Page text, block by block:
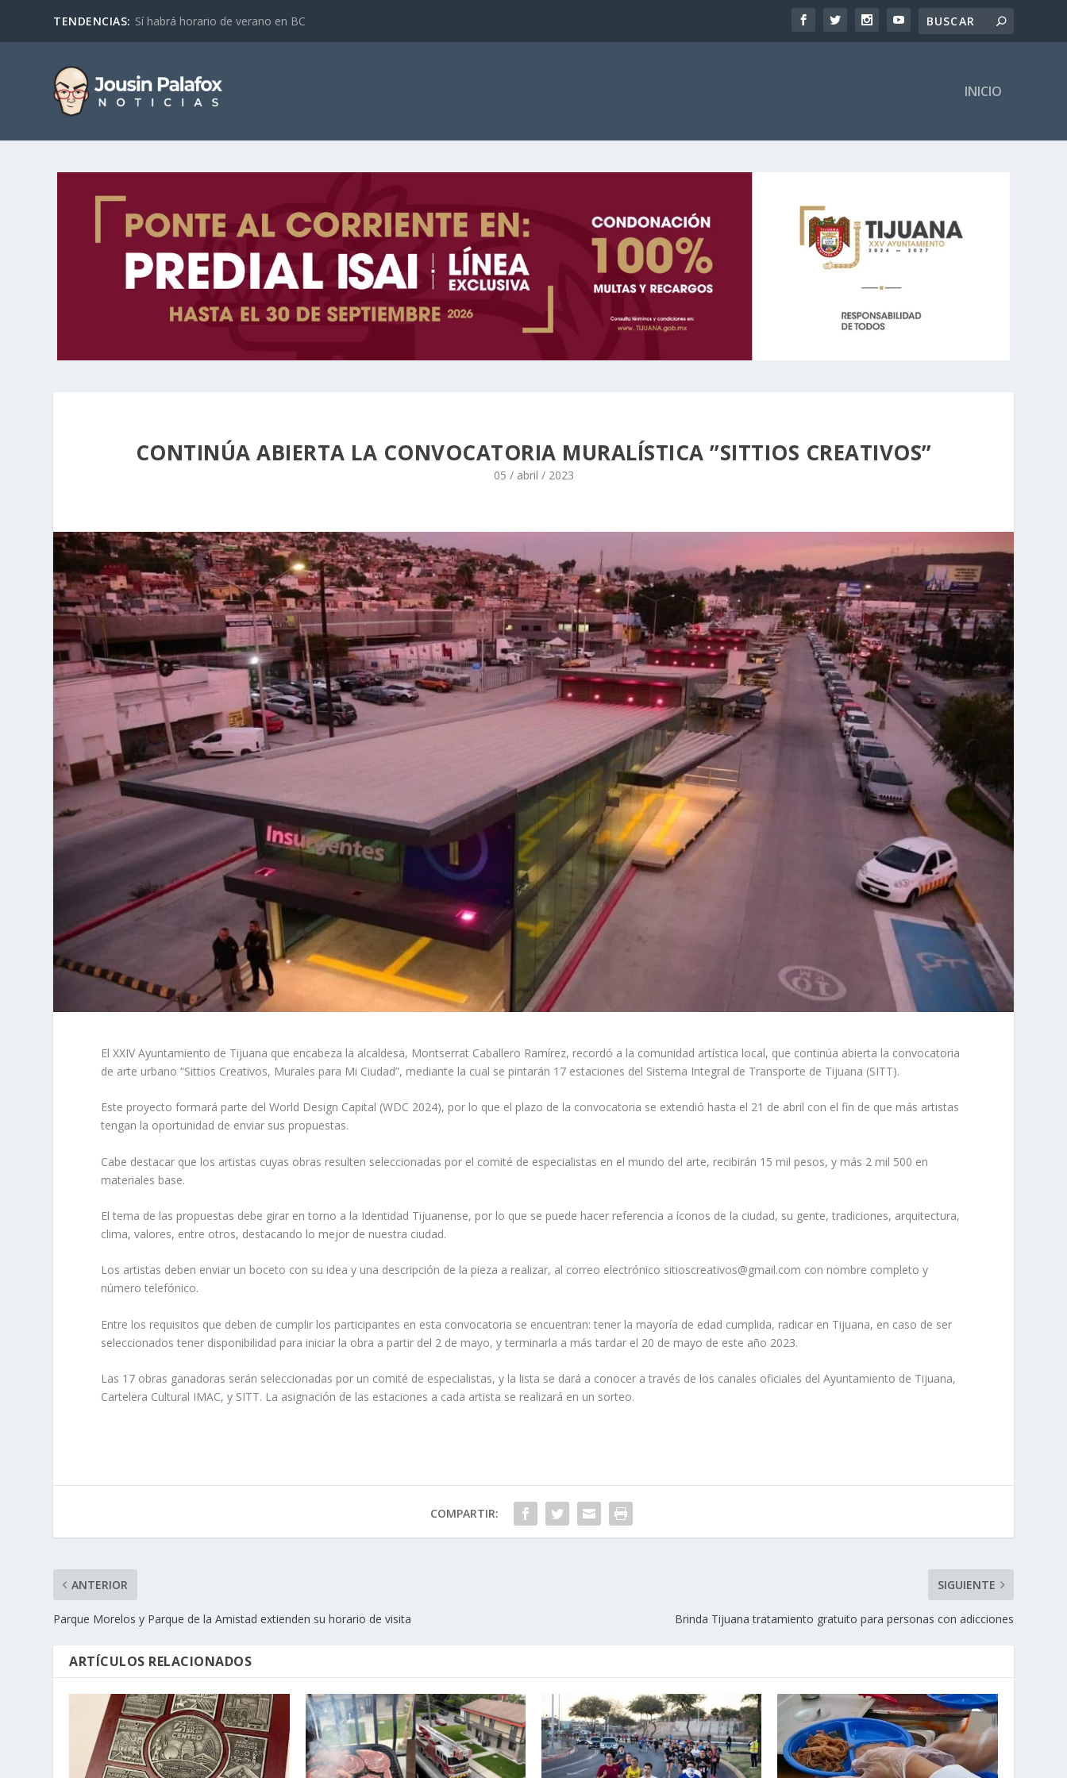
TENDENCIAS: Sí habrá horario de verano en BC
INICIO
CONTINÚA ABIERTA LA CONVOCATORIA MURALÍSTICA ”SITTIOS CREATIVOS”
05 / abril / 2023
El XXIV Ayuntamiento de Tijuana que encabeza la alcaldesa, Montserrat Caballero Ramírez, recordó a la comunidad artística local, que continúa abierta la convocatoria
de arte urbano “Sittios Creativos, Murales para Mi Ciudad”, mediante la cual se pintarán 17 estaciones del Sistema Integral de Transporte de Tijuana (SITT).
Este proyecto formará parte del World Design Capital (WDC 2024), por lo que el plazo de la convocatoria se extendió hasta el 21 de abril con el fin de que más artistas
tengan la oportunidad de enviar sus propuestas.
Cabe destacar que los artistas cuyas obras resulten seleccionadas por el comité de especialistas en el mundo del arte, recibirán 15 mil pesos, y más 2 mil 500 en
materiales base.
El tema de las propuestas debe girar en torno a la Identidad Tijuanense, por lo que se puede hacer referencia a íconos de la ciudad, su gente, tradiciones, arquitectura,
clima, valores, entre otros, destacando lo mejor de nuestra ciudad.
Los artistas deben enviar un boceto con su idea y una descripción de la pieza a realizar, al correo electrónico sitioscreativos@gmail.com con nombre completo y
número telefónico.
Entre los requisitos que deben de cumplir los participantes en esta convocatoria se encuentran: tener la mayoría de edad cumplida, radicar en Tijuana, en caso de ser
seleccionados tener disponibilidad para iniciar la obra a partir del 2 de mayo, y terminarla a más tardar el 20 de mayo de este año 2023.
Las 17 obras ganadoras serán seleccionadas por un comité de especialistas, y la lista se dará a conocer a través de los canales oficiales del Ayuntamiento de Tijuana,
Cartelera Cultural IMAC, y SITT. La asignación de las estaciones a cada artista se realizará en un sorteo.
COMPARTIR:
ANTERIOR
Parque Morelos y Parque de la Amistad extienden su horario de visita
SIGUIENTE
Brinda Tijuana tratamiento gratuito para personas con adicciones
ARTÍCULOS RELACIONADOS